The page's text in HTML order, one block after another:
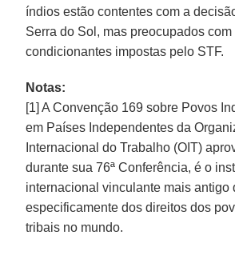
índios estão contentes com a
Serra do Sol, mas preocupados com
condicionantes impostas pelo STF.
Notas:
[1] A Convenção 169 sobre Povos
em Países Independentes da
Internacional do Trabalho (OIT)
durante sua 76ª Conferência, é o
internacional vinculante mais antigo
especificamente dos direitos dos
tribais no mundo.